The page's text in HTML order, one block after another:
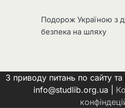
Подорож Україною з
безпека на шляху
З приводу питань по сайту
info@studlib.org.ua |